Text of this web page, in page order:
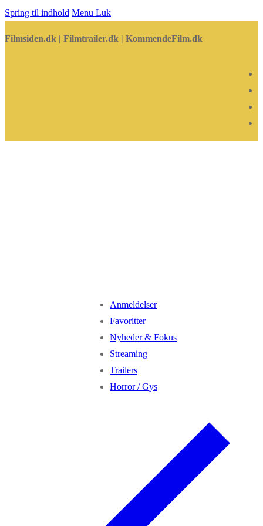
Spring til indhold Menu Luk
Filmsiden.dk | Filmtrailer.dk | KommendeFilm.dk
Anmeldelser
Favoritter
Nyheder & Fokus
Streaming
Trailers
Horror / Gys